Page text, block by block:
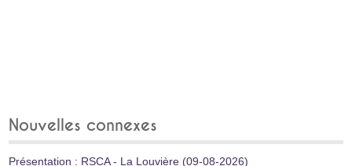
Nouvelles connexes
Présentation : RSCA - La Louvière (09-08-2026)